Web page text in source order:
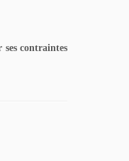
contraintes